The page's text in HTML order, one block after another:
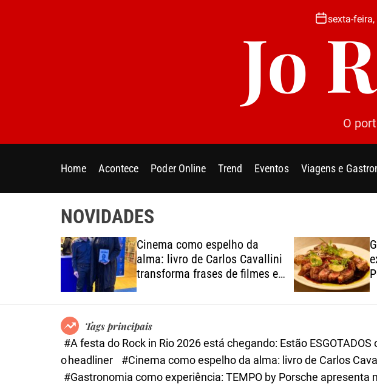
t
sexta-
Jo
O
Home Acontece Poder Online Trend Eventos Viagens e
NOVIDADES
Cinema como espelho da
alma: livro de Carlos Cavallini
transforma frases de filmes em
um convite ao
autoconhecimento
Tags principais
#A festa do Rock in Rio 2026 está chegando: Estão
o headliner
#Cinema como espelho da alma: livro de Carlos
#Gastronomia como experiência: TEMPO by Porsche